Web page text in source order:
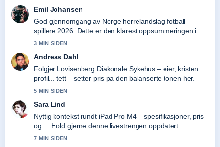
Emil Johansen
God gjennomgang av Norge herrelandslag fotball
spillere 2026. Dette er den klarest oppsummeringen i
dag.
3 MIN SIDEN
Andreas Dahl
Folgjer Lovisenberg Diakonale Sykehus – eier, kristen
profil... tett – setter pris pa den balanserte tonen her.
5 MIN SIDEN
Sara Lind
Nyttig kontekst rundt iPad Pro M4 – spesifikasjoner, pris
og.... Hold gjerne denne livestrengen oppdatert.
7 MIN SIDEN